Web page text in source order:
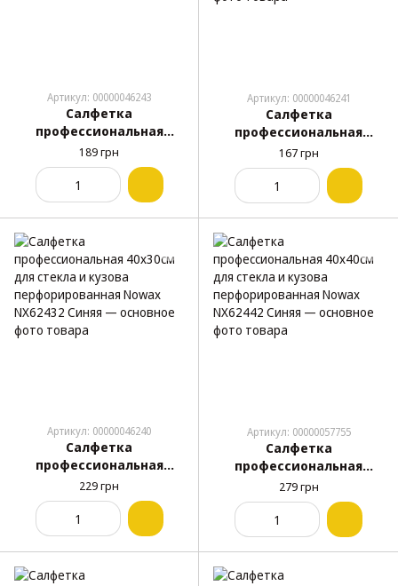
Артикул: 00000046243
Салфетка
профессиональная
40х30см для стекла и
кузова Nowax NX63432
Желтая
189 грн
Артикул: 00000046241
Салфетка
профессиональная
40х30см для стекла и
кузова Nowax NX64432
Зеленая (прорезиненная)
167 грн
Артикул: 00000046240
Салфетка
профессиональная
40х30см для стекла и
кузова
перфорированная Nowax
NX62432 Синяя
229 грн
Артикул: 00000057755
Салфетка
профессиональная
40х40см для стекла и
кузова
перфорированная Nowax
NX62442 Синяя
279 грн